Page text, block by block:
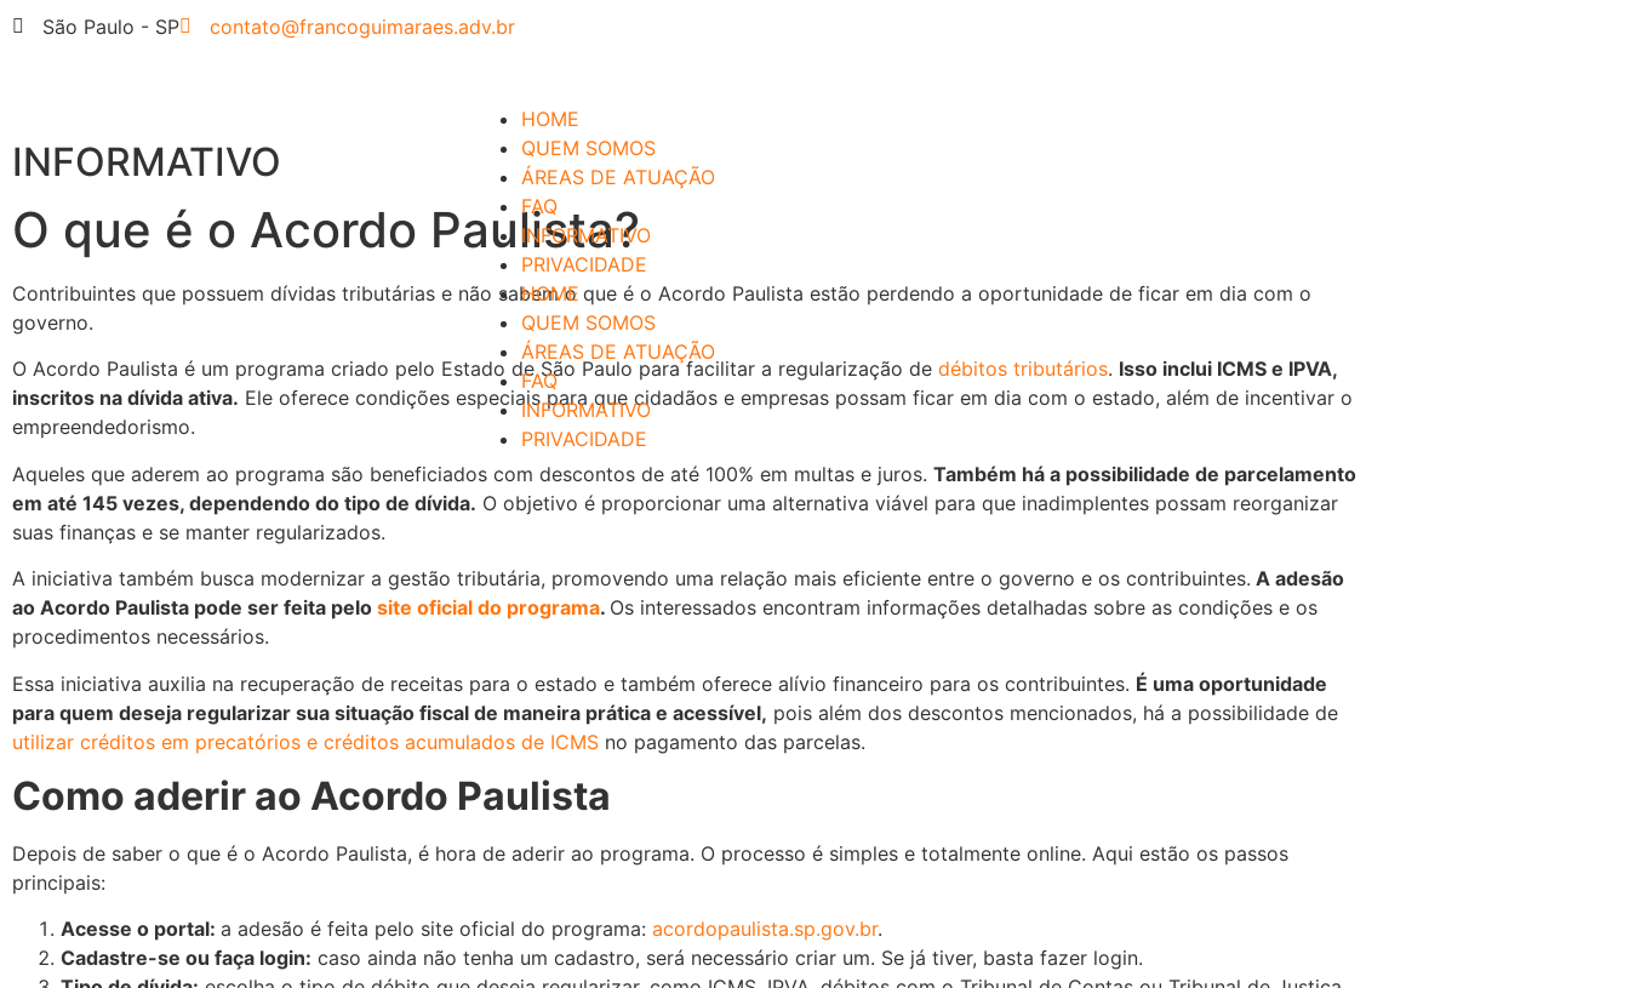
São Paulo - SP contato@francoguimaraes.adv.br
HOME
QUEM SOMOS
ÁREAS DE ATUAÇÃO
FAQ
INFORMATIVO
PRIVACIDADE
HOME
QUEM SOMOS
ÁREAS DE ATUAÇÃO
FAQ
INFORMATIVO
PRIVACIDADE
INFORMATIVO
O que é o Acordo Paulista?
Contribuintes que possuem dívidas tributárias e não sabem o que é o Acordo Paulista estão perdendo a oportunidade de ficar em dia com o
governo.
O Acordo Paulista é um programa criado pelo Estado de São Paulo para facilitar a regularização de débitos tributários. Isso inclui ICMS e IPVA,
inscritos na dívida ativa. Ele oferece condições especiais para que cidadãos e empresas possam ficar em dia com o estado, além de incentivar o
empreendedorismo.
Aqueles que aderem ao programa são beneficiados com descontos de até 100% em multas e juros. Também há a possibilidade de parcelamento
em até 145 vezes, dependendo do tipo de dívida. O objetivo é proporcionar uma alternativa viável para que inadimplentes possam reorganizar
suas finanças e se manter regularizados.
A iniciativa também busca modernizar a gestão tributária, promovendo uma relação mais eficiente entre o governo e os contribuintes. A adesão
ao Acordo Paulista pode ser feita pelo site oficial do programa. Os interessados encontram informações detalhadas sobre as condições e os
procedimentos necessários.
Essa iniciativa auxilia na recuperação de receitas para o estado e também oferece alívio financeiro para os contribuintes. É uma oportunidade
para quem deseja regularizar sua situação fiscal de maneira prática e acessível, pois além dos descontos mencionados, há a possibilidade de
utilizar créditos em precatórios e créditos acumulados de ICMS no pagamento das parcelas.
Como aderir ao Acordo Paulista
Depois de saber o que é o Acordo Paulista, é hora de aderir ao programa. O processo é simples e totalmente online. Aqui estão os passos
principais:
Acesse o portal: a adesão é feita pelo site oficial do programa: acordopaulista.sp.gov.br.
Cadastre-se ou faça login: caso ainda não tenha um cadastro, será necessário criar um. Se já tiver, basta fazer login.